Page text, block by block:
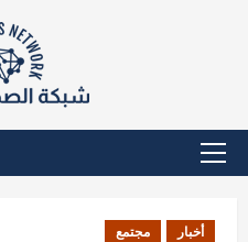
القائمة
أخبار مجتمع